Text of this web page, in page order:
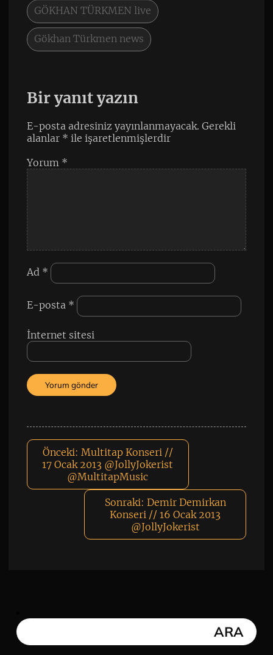
GÖKHAN TÜRKMEN live
Gökhan Türkmen news
Bir yanıt yazın
E-posta adresiniz yayınlanmayacak. Gerekli
alanlar * ile işaretlenmişlerdir
Yorum *
Ad *
E-posta *
İnternet sitesi
Önceki: Multitap Konseri //
17 Ocak 2013 @JollyJokerist
@MultitapMusic
Sonraki: Demir Demirkan
Konseri // 16 Ocak 2013
@JollyJokerist